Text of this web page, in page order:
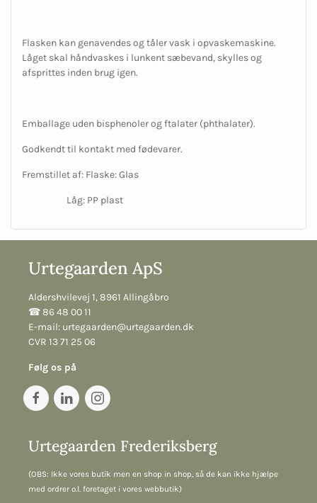
Flasken kan genavendes og tåler vask i opvaskemaskine.
Låget skal håndvaskes i lunkent sæbevand, skylles og
afsprittes inden brug igen.
Emballage uden bisphenoler og ftalater (phthalater).
Godkendt til kontakt med fødevarer.
Fremstillet af: Flaske: Glas
Låg: PP plast
Urtegaarden ApS
Aldershvilevej 1, 8961 Allingåbro
☎︎ 86 48 00 11
E-mail: urtegaarden@urtegaarden.dk
CVR 13 71 25 06
Følg os på
Urtegaarden Frederiksberg
(OBS: Ikke vores butik men en shop in shop, så de kan ikke hjælpe
med ordrer o.l. foretaget i vores webbutik)